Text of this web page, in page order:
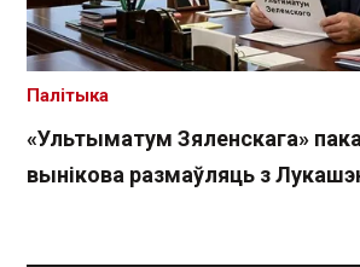
«Ультыматум Зяленскага»
вынікова размаўляць з
Палітыка